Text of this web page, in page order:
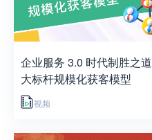
企业服务 3.0 时代制胜之
大标杆规模化获客模型
视频